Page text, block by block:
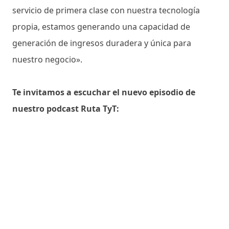
servicio de primera clase con nuestra tecnología
propia, estamos generando una capacidad de
generación de ingresos duradera y única para
nuestro negocio».
Te invitamos a escuchar el nuevo episodio de
nuestro podcast Ruta TyT: